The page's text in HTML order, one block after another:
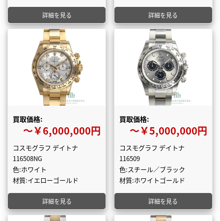
詳細を見る 詳細を見る
買取価格:
〜￥6,000,000円
コスモグラフ デイトナ
116508NG
色:ホワイト
材質:イエローゴールド
詳細を見る
買取価格:
〜￥5,000,000円
コスモグラフ デイトナ
116509
色:スチール／ブラック
材質:ホワイトゴールド
詳細を見る